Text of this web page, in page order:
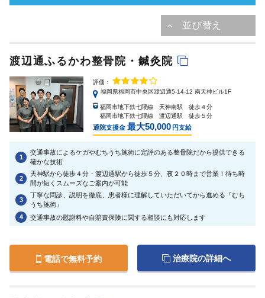
渡辺通ふるかわ整骨院・鍼灸院
評価：
福岡県福岡市中央区渡辺通5-14-12 南天神ビル1F
福岡市地下鉄七隈線 天神南駅 徒歩４分
福岡市地下鉄七隈線 渡辺通駅 徒歩５分
通院支援金 最大50,000 円支給
1
交通事故によるケガやむちうち施術に定評のある整骨院だから提供できる
確かな技術
2
天神駅から徒歩４分・渡辺通駅から徒歩５分、夜２０時まで営業！待ち時
間が短くスムーズなご案内が可能
3
丁寧な問診、説明を徹底、患者様に理解していただいてから進める『むち
うち施術』
4
交通事故の慰謝料や自賠責保険に関する相談にも対応します
電話で無料予約 治療院の詳細へ